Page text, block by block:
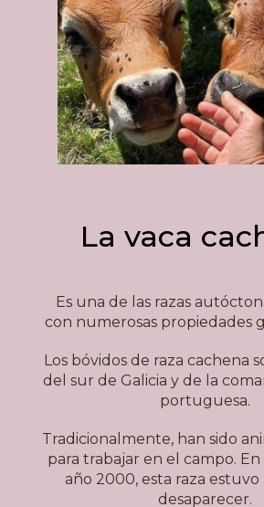
La vaca
Es una de las razas
con numerosas propiedades
Los bóvidos de raza cachena
del sur de Galicia y de la
portuguesa.
Tradicionalmente, han sido
para trabajar en el campo.
año 2000, esta raza
desaparecer.